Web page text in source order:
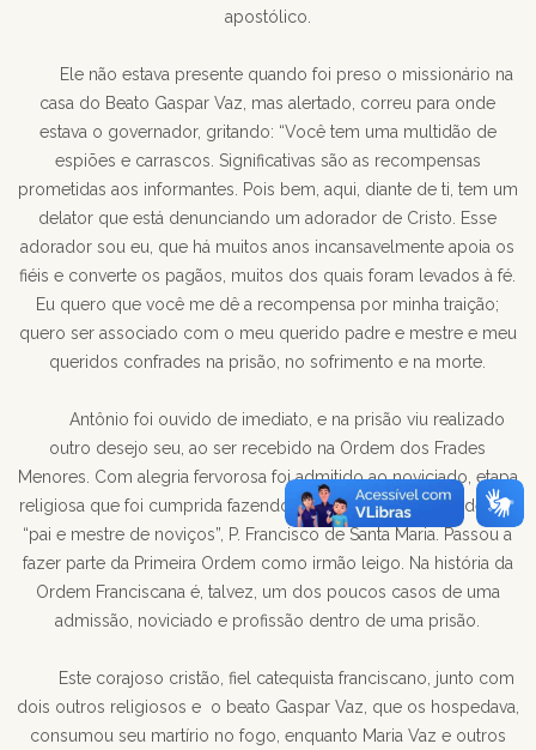
apostólico.
Ele não estava presente quando foi preso o missionário na
casa do Beato Gaspar Vaz, mas alertado, correu para onde
estava o governador, gritando: “Você tem uma multidão de
espiões e carrascos. Significativas são as recompensas
prometidas aos informantes. Pois bem, aqui, diante de ti, tem um
delator que está denunciando um adorador de Cristo. Esse
adorador sou eu, que há muitos anos incansavelmente apoia os
fiéis e converte os pagãos, muitos dos quais foram levados à fé.
Eu quero que você me dê a recompensa por minha traição;
quero ser associado com o meu querido padre e mestre e meu
queridos confrades na prisão, no sofrimento e na morte.
Antônio foi ouvido de imediato, e na prisão viu realizado
outro desejo seu, ao ser recebido na Ordem dos Frades
Menores. Com alegria fervorosa foi admitido ao noviciado, etapa
religiosa que foi cumprida fazendo a profissão nas mãos de seu
“pai e mestre de noviços”, P. Francisco de Santa Maria. Passou a
fazer parte da Primeira Ordem como irmão leigo. Na história da
Ordem Franciscana é, talvez, um dos poucos casos de uma
admissão, noviciado e profissão dentro de uma prisão.
Este corajoso cristão, fiel catequista franciscano, junto com
dois outros religiosos e o beato Gaspar Vaz, que os hospedava,
consumou seu martírio no fogo, enquanto Maria Vaz e outros